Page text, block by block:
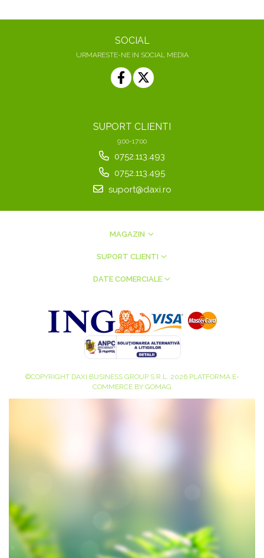
SOCIAL
URMARESTE-NE IN SOCIAL MEDIA
SUPORT CLIENTI
9:00-17:00
0752.113.493
0752.113.495
suport@daxi.ro
MAGAZIN
SUPORT CLIENTI
DATE COMERCIALE
©COPYRIGHT DAXI BUSINESS GROUP S.R.L. 2026 PLATFORMA E-
COMMERCE BY GOMAG